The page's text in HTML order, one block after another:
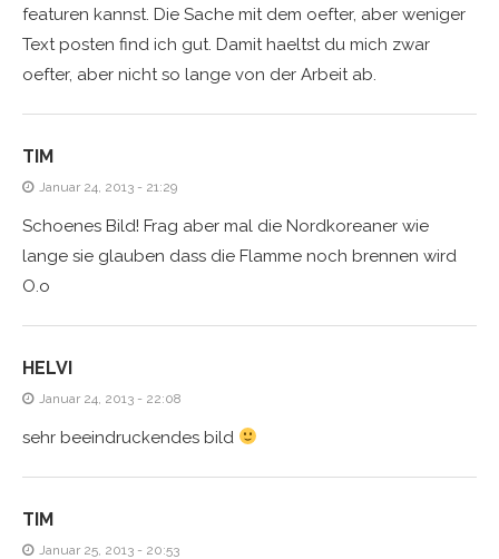
featuren kannst. Die Sache mit dem oefter, aber weniger
Text posten find ich gut. Damit haeltst du mich zwar
oefter, aber nicht so lange von der Arbeit ab.
TIM
Januar 24, 2013 - 21:29
Schoenes Bild! Frag aber mal die Nordkoreaner wie
lange sie glauben dass die Flamme noch brennen wird
O.o
HELVI
Januar 24, 2013 - 22:08
sehr beeindruckendes bild
TIM
Januar 25, 2013 - 20:53